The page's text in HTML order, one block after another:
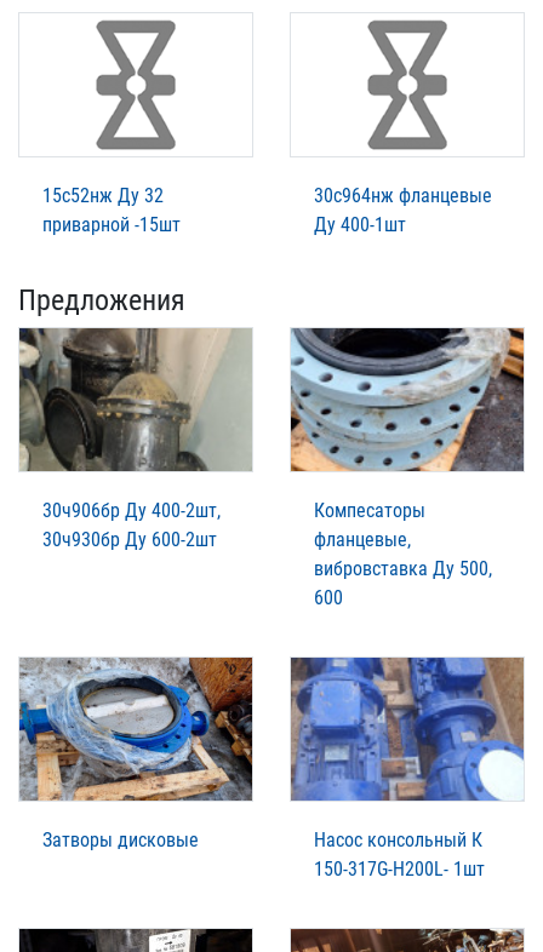
15с52нж Ду 32
приварной -15шт
30с964нж фланцевые
Ду 400-1шт
Предложения
30ч906бр Ду 400-2шт,
30ч930бр Ду 600-2шт
Компесаторы
фланцевые,
вибровставка Ду 500,
600
Затворы дисковые
Насос консольный К
150-317G-H200L- 1шт